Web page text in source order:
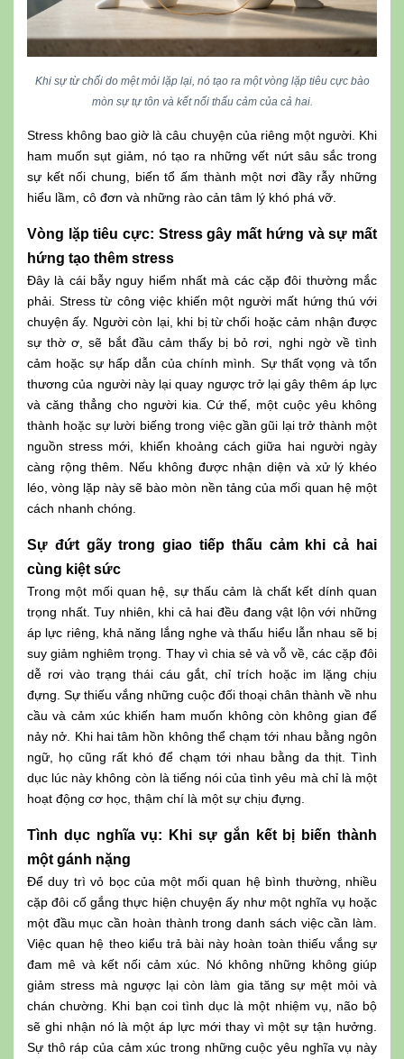
Khi sự từ chối do mệt mỏi lặp lại, nó tạo ra một vòng lặp tiêu cực bào
mòn sự tự tôn và kết nối thấu cảm của cả hai.
Stress không bao giờ là câu chuyện của riêng một người. Khi
ham muốn sụt giảm, nó tạo ra những vết nứt sâu sắc trong
sự kết nối chung, biến tổ ấm thành một nơi đầy rẫy những
hiểu lầm, cô đơn và những rào cản tâm lý khó phá vỡ.
Vòng lặp tiêu cực: Stress gây mất hứng và sự mất
hứng tạo thêm stress
Đây là cái bẫy nguy hiểm nhất mà các cặp đôi thường mắc
phải. Stress từ công việc khiến một người mất hứng thú với
chuyện ấy. Người còn lại, khi bị từ chối hoặc cảm nhận được
sự thờ ơ, sẽ bắt đầu cảm thấy bị bỏ rơi, nghi ngờ về tình
cảm hoặc sự hấp dẫn của chính mình. Sự thất vọng và tổn
thương của người này lại quay ngược trở lại gây thêm áp lực
và căng thẳng cho người kia. Cứ thế, một cuộc yêu không
thành hoặc sự lười biếng trong việc gần gũi lại trở thành một
nguồn stress mới, khiến khoảng cách giữa hai người ngày
càng rộng thêm. Nếu không được nhận diện và xử lý khéo
léo, vòng lặp này sẽ bào mòn nền tảng của mối quan hệ một
cách nhanh chóng.
Sự đứt gãy trong giao tiếp thấu cảm khi cả hai
cùng kiệt sức
Trong một mối quan hệ, sự thấu cảm là chất kết dính quan
trọng nhất. Tuy nhiên, khi cả hai đều đang vật lộn với những
áp lực riêng, khả năng lắng nghe và thấu hiểu lẫn nhau sẽ bị
suy giảm nghiêm trọng. Thay vì chia sẻ và vỗ về, các cặp đôi
dễ rơi vào trạng thái cáu gắt, chỉ trích hoặc im lặng chịu
đựng. Sự thiếu vắng những cuộc đối thoại chân thành về nhu
cầu và cảm xúc khiến ham muốn không còn không gian để
nảy nở. Khi hai tâm hồn không thể chạm tới nhau bằng ngôn
ngữ, họ cũng rất khó để chạm tới nhau bằng da thịt. Tình
dục lúc này không còn là tiếng nói của tình yêu mà chỉ là một
hoạt động cơ học, thậm chí là một sự chịu đựng.
Tình dục nghĩa vụ: Khi sự gắn kết bị biến thành
một gánh nặng
Để duy trì vỏ bọc của một mối quan hệ bình thường, nhiều
cặp đôi cố gắng thực hiện chuyện ấy như một nghĩa vụ hoặc
một đầu mục cần hoàn thành trong danh sách việc cần làm.
Việc quan hệ theo kiểu trả bài này hoàn toàn thiếu vắng sự
đam mê và kết nối cảm xúc. Nó không những không giúp
giảm stress mà ngược lại còn làm gia tăng sự mệt mỏi và
chán chường. Khi bạn coi tình dục là một nhiệm vụ, não bộ
sẽ ghi nhận nó là một áp lực mới thay vì một sự tận hưởng.
Sự thô ráp của cảm xúc trong những cuộc yêu nghĩa vụ này